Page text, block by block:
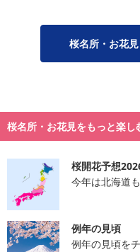
桜名所・お花
桜名所・お花見をもっと楽し
桜開花予想
今年は北海道
例年の見頃
例年の見頃を